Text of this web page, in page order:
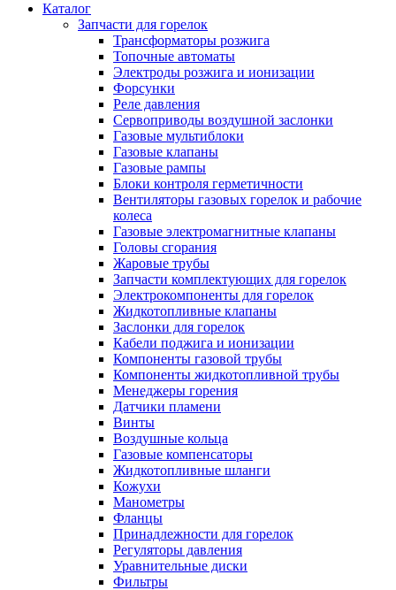
Каталог
Запчасти для горелок
Трансформаторы розжига
Топочные автоматы
Электроды розжига и ионизации
Форсунки
Реле давления
Сервоприводы воздушной заслонки
Газовые мультиблоки
Газовые клапаны
Газовые рампы
Блоки контроля герметичности
Вентиляторы газовых горелок и рабочие
колеса
Газовые электромагнитные клапаны
Головы сгорания
Жаровые трубы
Запчасти комплектующих для горелок
Электрокомпоненты для горелок
Жидкотопливные клапаны
Заслонки для горелок
Кабели поджига и ионизации
Компоненты газовой трубы
Компоненты жидкотопливной трубы
Менеджеры горения
Датчики пламени
Винты
Воздушные кольца
Газовые компенсаторы
Жидкотопливные шланги
Кожухи
Манометры
Фланцы
Принадлежности для горелок
Регуляторы давления
Уравнительные диски
Фильтры